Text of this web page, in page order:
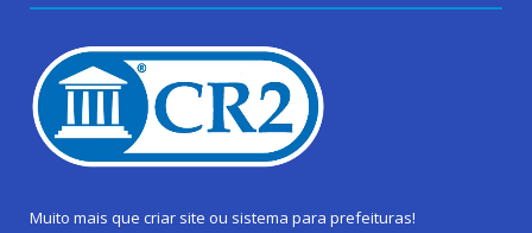
Muito mais que criar site ou sistema para prefeituras!